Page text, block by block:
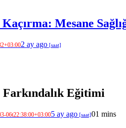
Mesane
2 ay ago
Eğitimi
5 ay ago 01 mins